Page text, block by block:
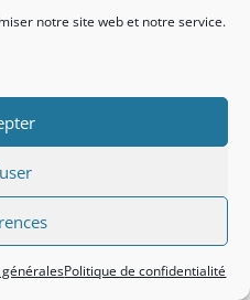
notre site web et notre service.
Politique de confidentialité